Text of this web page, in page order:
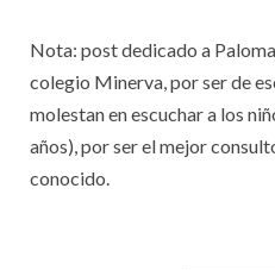
Nota: post dedicado a
colegio Minerva, por ser de
molestan en escuchar a los
años), por ser el mejor
conocido.